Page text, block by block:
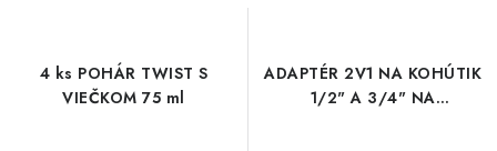
4 ks POHÁR TWIST S
VIEČKOM 75 ml
ADAPTÉR 2V1 NA KOHÚTIK
1/2" A 3/4" NA